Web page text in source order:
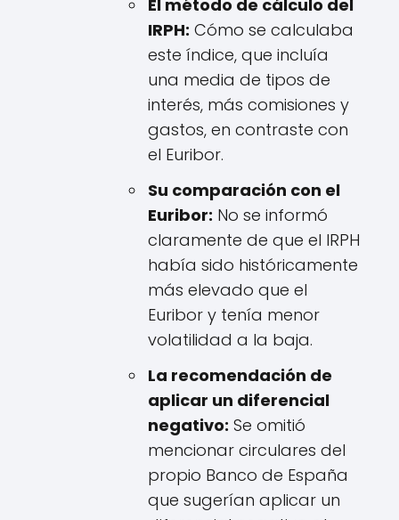
El método de cálculo del
IRPH: Cómo se calculaba
este índice, que incluía
una media de tipos de
interés, más comisiones y
gastos, en contraste con
el Euribor.
Su comparación con el
Euribor: No se informó
claramente de que el IRPH
había sido históricamente
más elevado que el
Euribor y tenía menor
volatilidad a la baja.
La recomendación de
aplicar un diferencial
negativo: Se omitió
mencionar circulares del
propio Banco de España
que sugerían aplicar un